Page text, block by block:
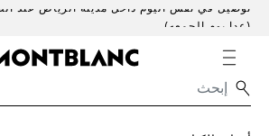
(عدا يوم الجمعه)